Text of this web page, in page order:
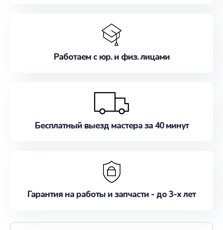
Работаем с юр. и физ. лицами
Бесплатный выезд мастера за 40 минут
Гарантия на работы и запчасти - до 3-х лет